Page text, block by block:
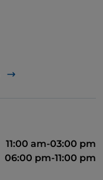
11:00 am-03:00 pm
06:00 pm-11:00 pm